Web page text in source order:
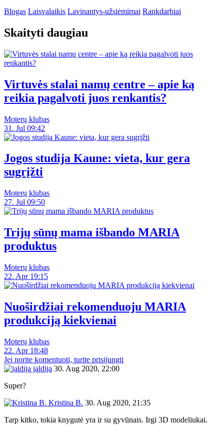
Blogas Laisvalaikis Lavinantys-užsiėmimai Rankdarbiai
Skaityti daugiau
Virtuvės stalai namų centre – apie ką
reikia pagalvoti juos renkantis?
Moterų klubas
31. Jul 09:42
Jogos studija Kaune: vieta, kur gera
sugrįžti
Moterų klubas
27. Jul 09:50
Trijų sūnų mama išbando MARIA
produktus
Moterų klubas
22. Apr 19:15
Nuoširdžiai rekomenduoju MARIA
produkciją kiekvienai
Moterų klubas
22. Apr 18:48
Jei norite komentuoti, turite prisijungti
jaldija 30. Aug 2020, 22:00
Super?
Kristina B. 30. Aug 2020, 21:35
Tarp kitko, tokia knygutė yra ir su gyvūnais. Irgi 3D modeliukai.